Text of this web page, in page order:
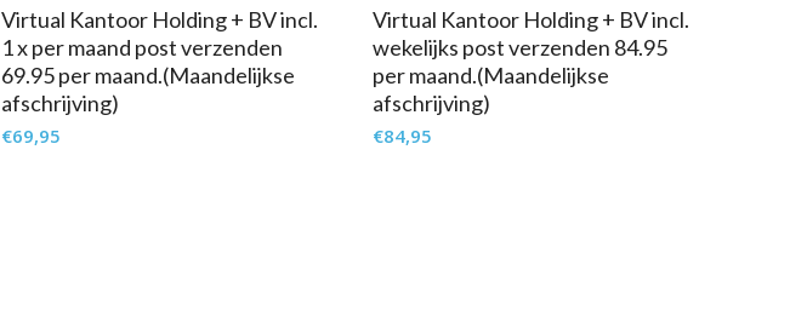
Virtual Kantoor Holding + BV incl.
1 x per maand post verzenden
69.95 per maand.(Maandelijkse
afschrijving)
€69,95
Virtual Kantoor Holding + BV incl.
wekelijks post verzenden 84.95
per maand.(Maandelijkse
afschrijving)
€84,95